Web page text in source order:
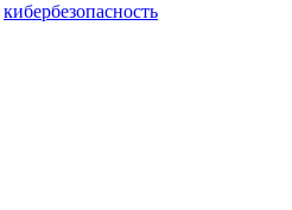
кибербезопасность